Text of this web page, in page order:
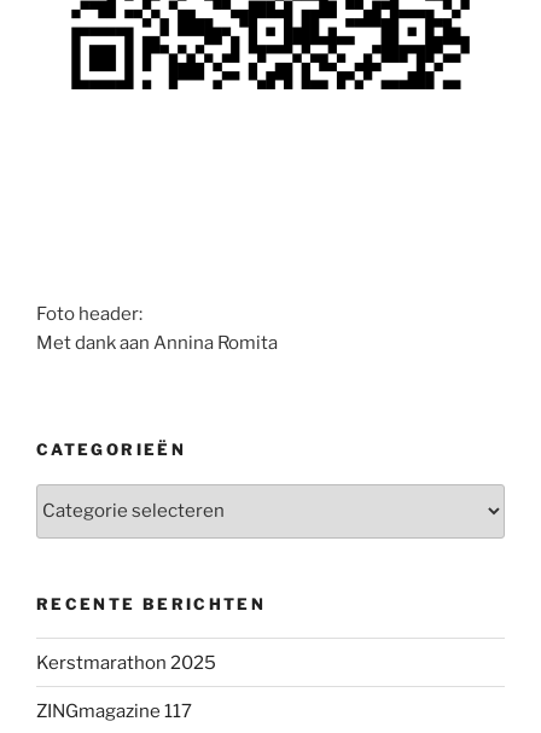
Foto header:
Met dank aan Annina Romita
CATEGORIEËN
Categorieën
RECENTE BERICHTEN
Kerstmarathon 2025
ZINGmagazine 117